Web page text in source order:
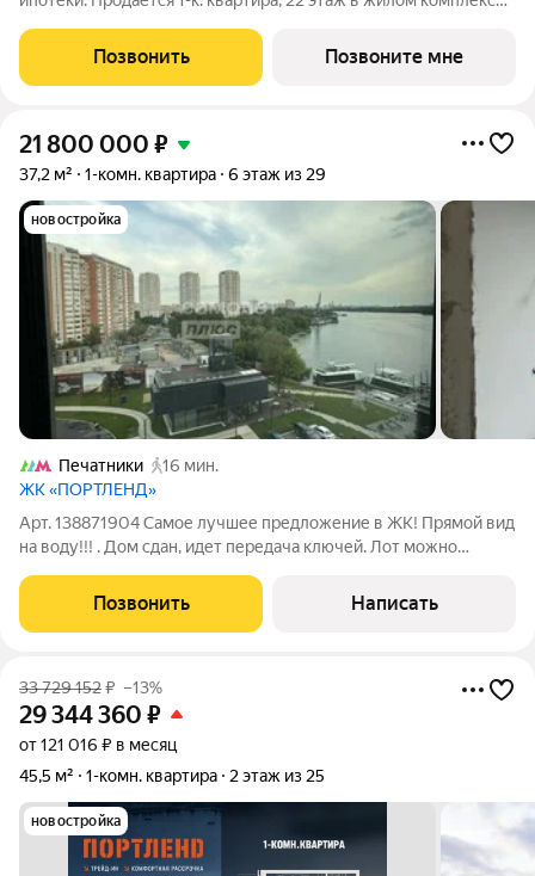
расположен на берегу Москвы-реки в северной части района
Печатники в акватории Южного речного
Позвонить Позвоните мне
21 800 000 ₽
37,2 м² 1-комн. квартира 6 этаж из 29
новостройка
Печатники
16 мин.
ЖК «ПОРТЛЕНД»
Арт. 138871904 Самое лучшее предложение в ЖК! Прямой вид
на воду!!! . Дом сдан, идет передача ключей. Лот можно
квартира площадью 37 м в современном жилом комплексе ЖК
Позвонить Написать
33 729 152₽ –13%
29 344 360 ₽
от 121 016 ₽ в месяц
45,5 м²
1-комн. квартира 2 этаж из 25
новостройка